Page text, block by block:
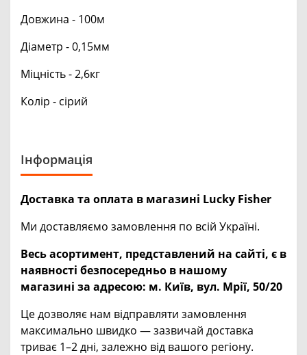
Довжина - 100м
Діаметр - 0,15мм
Міцність - 2,6кг
Колір - сірий
Інформація
Доставка та оплата в магазині Lucky Fisher
Ми доставляємо замовлення по всій Україні.
Весь асортимент, представлений на сайті, є в
наявності безпосередньо в нашому
магазині за адресою: м. Київ, вул. Мрії, 50/20
Це дозволяє нам відправляти замовлення
максимально швидко — зазвичай доставка
триває 1–2 дні, залежно від вашого регіону.